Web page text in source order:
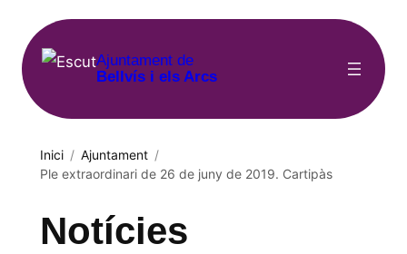
contingut
Ajuntament de
Bellvís i els Arcs
Inici / Ajuntament /
Ple extraordinari de 26 de juny de 2019. Cartipàs
Notícies